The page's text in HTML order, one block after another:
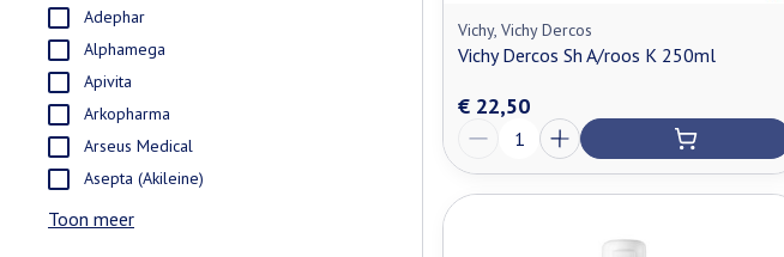
Adephar
Alphamega
Apivita
Arkopharma
Arseus Medical
Asepta (Akileine)
Toon meer
Vichy, Vichy Dercos
Vichy Dercos Sh A/roos K 250ml
€ 22,50